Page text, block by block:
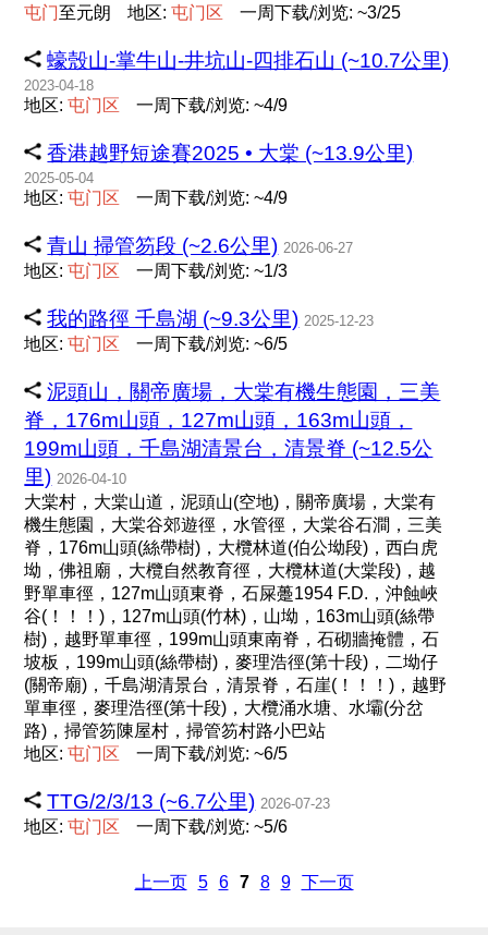
屯门至元朗 地区:屯门 区 一周下载/浏览: ~3/25
蠔殼山-掌牛山-井坑山-四排石山 (~10.7公里)
2023-04-18
地区:屯门 区 一周下载/浏览: ~4/9
香港越野短途賽2025 • 大棠 (~13.9公里)
2025-05-04
地区:屯门 区 一周下载/浏览: ~4/9
青山 掃管笏段 (~2.6公里) 2026-06-27
地区:屯门 区 一周下载/浏览: ~1/3
我的路徑 千島湖 (~9.3公里) 2025-12-23
地区:屯门 区 一周下载/浏览: ~6/5
泥頭山，關帝廣場，大棠有機生態園，三美
脊，176m山頭，127m山頭，163m山頭，
199m山頭，千島湖清景台，清景脊 (~12.5公
里) 2026-04-10
大棠村，大棠山道，泥頭山(空地)，關帝廣場，大棠有
機生態園，大棠谷郊遊徑，水管徑，大棠谷石澗，三美
脊，176m山頭(絲帶樹)，大欖林道(伯公坳段)，西白虎
坳，佛祖廟，大欖自然教育徑，大欖林道(大棠段)，越
野單車徑，127m山頭東脊，石屎躉1954 F.D.，沖蝕峽
谷(！！！)，127m山頭(竹林)，山坳，163m山頭(絲帶
樹)，越野單車徑，199m山頭東南脊，石砌牆掩體，石
坡板，199m山頭(絲帶樹)，麥理浩徑(第十段)，二坳仔
(關帝廟)，千島湖清景台，清景脊，石崖(！！！)，越野
單車徑，麥理浩徑(第十段)，大欖涌水塘、水壩(分岔
路)，掃管笏陳屋村，掃管笏村路小巴站
地区:屯门 区 一周下载/浏览: ~6/5
TTG/2/3/13 (~6.7公里) 2026-07-23
地区:屯门 区 一周下载/浏览: ~5/6
上一页 5 6 7 8 9 下一页